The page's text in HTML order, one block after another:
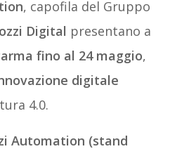
, capofila del Gruppo
Digital presentano a
fino al 24 maggio,
digitale
4.0.
Automation (stand